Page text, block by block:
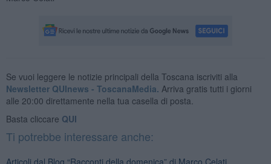
Se vuoi leggere le notizie principali della Toscana iscriviti alla
Newsletter QUInews - ToscanaMedia. Arriva gratis tutti i giorni
alle 20:00 direttamente nella tua casella di posta.
Basta cliccare QUI
Ti potrebbe interessare anche:
Articoli dal Blog “Racconti della domenica” di Marco Celati